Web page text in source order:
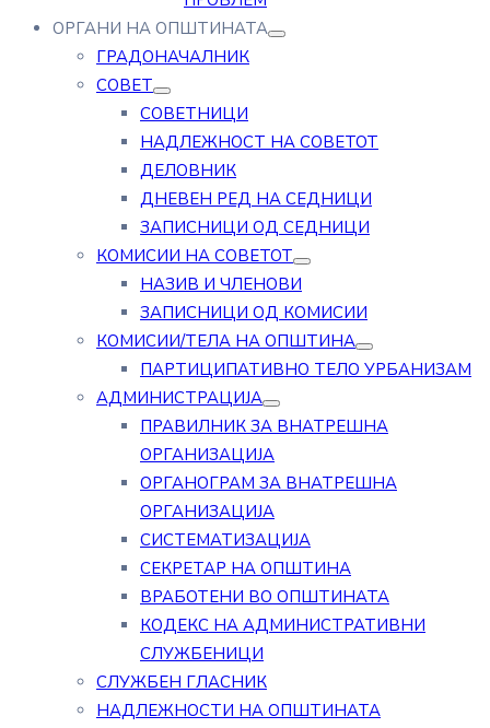
ОРГАНИ НА ОПШТИНАТА
ГРАДОНАЧАЛНИК
СОВЕТ
СОВЕТНИЦИ
НАДЛЕЖНОСТ НА СОВЕТОТ
ДЕЛОВНИК
ДНЕВЕН РЕД НА СЕДНИЦИ
ЗАПИСНИЦИ ОД СЕДНИЦИ
КОМИСИИ НА СОВЕТОТ
НАЗИВ И ЧЛЕНОВИ
ЗАПИСНИЦИ ОД КОМИСИИ
КОМИСИИ/ТЕЛА НА ОПШТИНА
ПАРТИЦИПАТИВНО ТЕЛО УРБАНИЗАМ
АДМИНИСТРАЦИЈА
ПРАВИЛНИК ЗА ВНАТРЕШНА
ОРГАНИЗАЦИЈА
ОРГАНОГРАМ ЗА ВНАТРЕШНА
ОРГАНИЗАЦИЈА
СИСТЕМАТИЗАЦИЈА
СЕКРЕТАР НА ОПШТИНА
ВРАБОТЕНИ ВО ОПШТИНАТА
КОДЕКС НА АДМИНИСТРАТИВНИ
СЛУЖБЕНИЦИ
СЛУЖБЕН ГЛАСНИК
НАДЛЕЖНОСТИ НА ОПШТИНАТА